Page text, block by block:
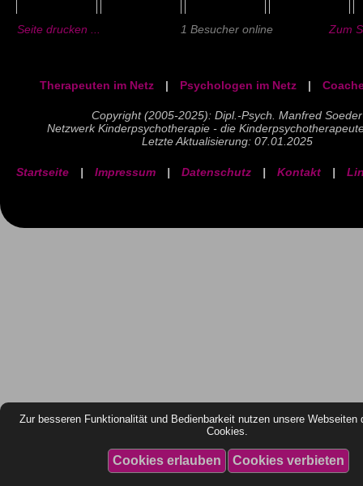
Zur besseren Funktionalität und Bedienbarkeit nutzen unsere Webseiten
Cookies.
Seite drucken ... 1 Besucher online Zum
Therapeuten im Netz | Psychologen im Netz |
Copyright (2005-2025): Dipl.-Psych. Manfred Soeder
Netzwerk Kinderpsychotherapie - die
Letzte Aktualisierung: 07.01.2025
Startseite | Impressum | Datenschutz | Kontakt |